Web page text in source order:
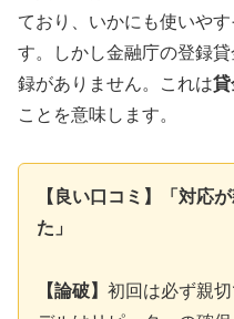
ており、いかにも使いや
す。しかし金融庁の登録
録がありません。これは貸
ことを意味します。
【良い口コミ】「対応
た」
【論破】 初回は必ず親